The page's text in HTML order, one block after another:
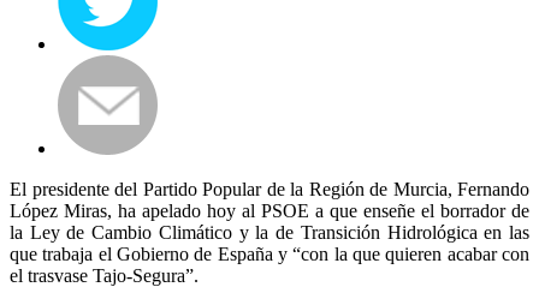
El presidente del Partido Popular de la Región de Murcia, Fernando
López Miras, ha apelado hoy al PSOE a que enseñe el borrador de
la Ley de Cambio Climático y la de Transición Hidrológica en las
que trabaja el Gobierno de España y “con la que quieren acabar con
el trasvase Tajo-Segura”.